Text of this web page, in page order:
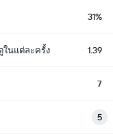
31%
ในแต่ละครั้ง 1.39
7
5